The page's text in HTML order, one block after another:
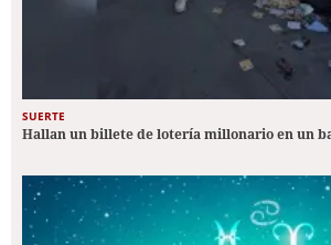
SUERTE
Hallan un billete de lotería millonario en un